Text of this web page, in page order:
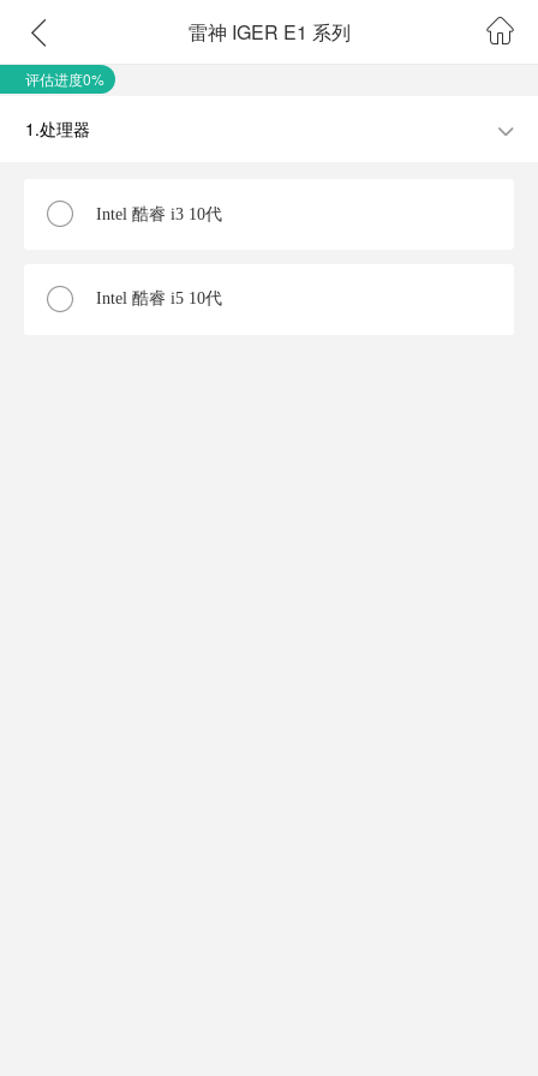
雷神 IGER E1 系列
评估进度0%
1.处理器
Intel 酷睿 i3 10代
Intel 酷睿 i5 10代